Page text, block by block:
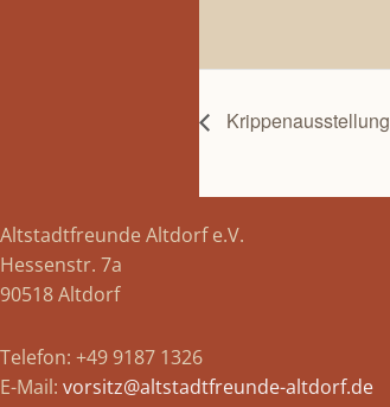
Krippenausstellung
Altstadtfreunde Altdorf e.V.
Hessenstr. 7a
90518 Altdorf
Telefon: +49 9187 1326
E-Mail: vorsitz@altstadtfreunde-altdorf.de